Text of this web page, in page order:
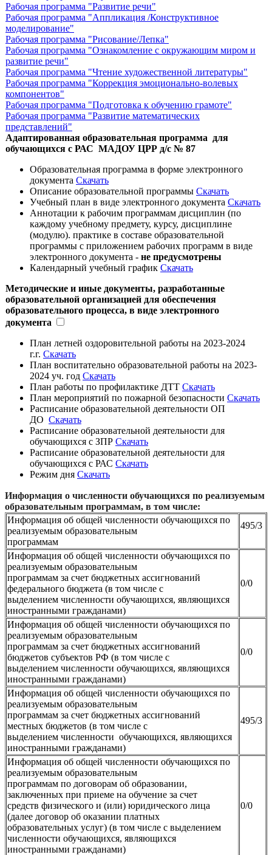
Рабочая программа "Развитие речи"
Рабочая программа "Аппликация /Конструктивное
моделирование"
Рабочая программа "Рисование/Лепка"
Рабочая программа "Ознакомление с окружающим миром и
развитие речи"
Рабочая программа "Чтение художественной литературы"
Рабочая программа "Коррекция эмоционально-волевых
компонентов"
Рабочая программа "Подготовка к обучению грамоте"
Рабочая программа "Развитие математических
представлений"
Адаптированная образовательная программа для
обучающихся с РАС МАДОУ ЦРР д/с № 87
Образовательная программа в форме электронного
документа Скачать
Описание образовательной программы Скачать
Учебный план в виде электронного документа Скачать
Аннотации к рабочим программам дисциплин (по
каждому учебному предмету, курсу, дисциплине
(модулю). практике в составе образовательной
программы с приложением рабочих программ в виде
электронного документа - не предусмотрены
Календарный учебный график Скачать
Методические и иные документы, разработанные
образовательной организацией для обеспечения
образовательного процесса, в виде электронного
документа
План летней оздоровительной работы на 2023-2024
г.г. Скачать
План воспитательно образовательной работы на 2023-
2024 уч. год Скачать
План работы по профилактике ДТТ Скачать
План мероприятий по пожарной безопасности Скачать
Расписание образовательной деятельности ОП
ДО Скачать
Расписание образовательной деятельности для
обучающихся с ЗПР Скачать
Расписание образовательной деятельности для
обучающихся с РАС Скачать
Режим дня Скачать
Информация о численности обучающихся по реализуемым
образовательным программам, в том числе:
Информация об общей численности обучающихся по
реализуемым образовательным
программам
495/3
Информация об общей численности обучающихся по
реализуемым образовательным
программам за счет бюджетных ассигнований
федерального бюджета (в том числе с
выделением численности обучающихся, являющихся
иностранными гражданами)
0/0
Информация об общей численности обучающихся по
реализуемым образовательным
программам за счет бюджетных ассигнований
бюджетов субъектов РФ (в том числе с
выделением численности обучающихся, являющихся
иностранными гражданами)
0/0
Информация об общей численности обучающихся по
реализуемым образовательным
программам за счет бюджетных ассигнований
местных бюджетов (в том числе с
выделением численности обучающихся, являющихся
иностранными гражданами)
495/3
Информация об общей численности обучающихся по
реализуемым образовательным
программам по договорам об образовании,
заключенных при приеме на обучение за счет
средств физического и (или) юридического лица
(далее договор об оказании платных
образовательных услуг) (в том числе с выделением
численности обучающихся, являющихся
иностранными гражданами)
0/0